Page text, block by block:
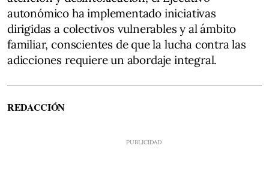
autonómico ha implementado iniciativas
dirigidas a colectivos vulnerables y al ámbito
familiar, conscientes de que la lucha contra las
adicciones requiere un abordaje integral.
REDACCIÓN